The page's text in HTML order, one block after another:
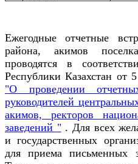
Ежегодные отчетные
района, акимов
проводятся в
Республики Казахстан
"О проведении
руководителей
акимов, ректоров
заведений ". Для всех
и государственных
для приема письменных